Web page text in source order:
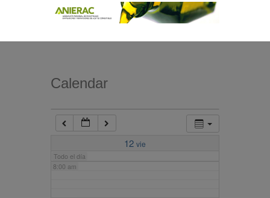
Calendar
12 vie
Todo el día
7:00 am
8:00 am